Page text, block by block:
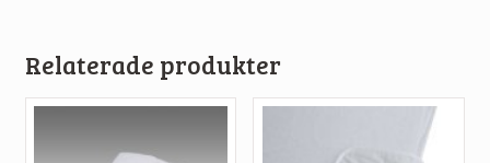
Relaterade produkter